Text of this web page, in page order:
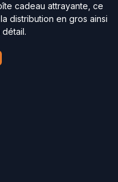
cadeau attrayante, ce
distribution en gros ainsi
détail.